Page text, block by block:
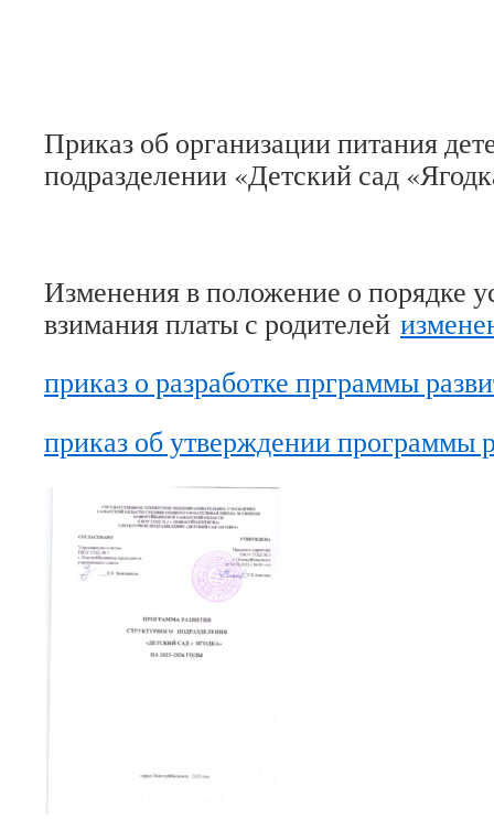
Приказ об организации питания
подразделении «Детский сад
Изменения в положение о порядке
взимания платы с родителей
приказ о разработке прграммы
приказ об утверждении программы